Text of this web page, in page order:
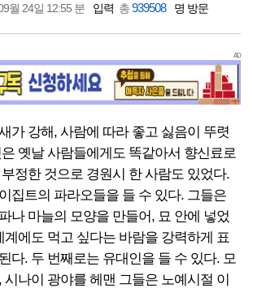
월 24일 12:55 분 입력 총939508 명 방문
AD
가 강해, 사람에 따라 좋고 싫음이 뚜렷
옛날 사람들에게도 똑같아서 향신료로
정한 것으로 경원시 한 사람도 있었다.
집트의 파라오들을 들 수 있다. 그들은
나 마늘의 모양을 만들어, 묘 안에 넣었
계에도 먹고 싶다는 바람을 강력하게 표
다. 두 번째로는 유대인을 들 수 있다. 모
나이 광야를 헤맨 그들은 노예시절 이